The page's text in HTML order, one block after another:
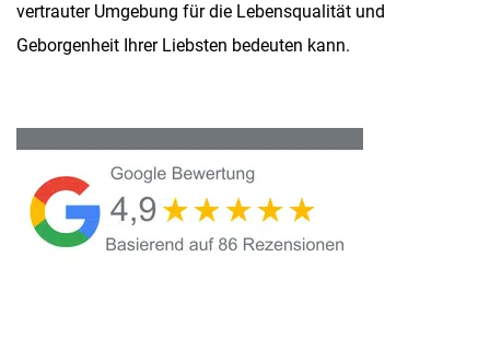
vertrauter Umgebung für die Lebensqualität und
Geborgenheit Ihrer Liebsten bedeuten kann.